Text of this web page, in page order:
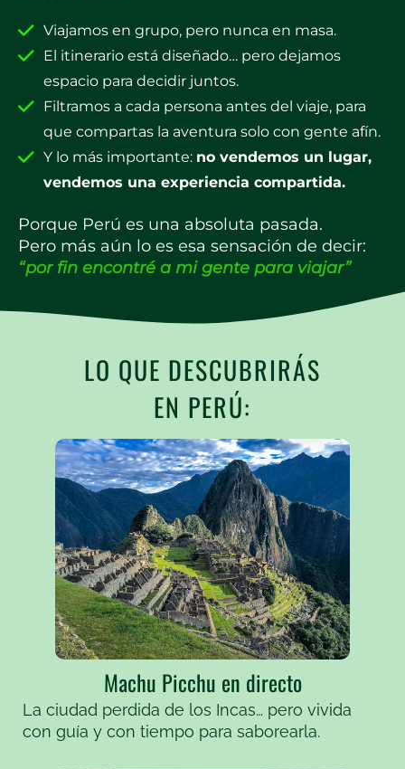
Viajamos en grupo, pero nunca en masa.
El itinerario está diseñado… pero dejamos
espacio para decidir juntos.
Filtramos a cada persona antes del viaje, para
que compartas la aventura solo con gente afín.
Y lo más importante: no vendemos un lugar,
vendemos una experiencia compartida.
Porque Perú es una absoluta pasada.
Pero más aún lo es esa sensación de decir:
“por fin encontré a mi gente para viajar”
LO QUE DESCUBRIRÁS
EN PERÚ:
Machu Picchu en directo
La ciudad perdida de los Incas… pero vivida
con guía y con tiempo para saborearla.